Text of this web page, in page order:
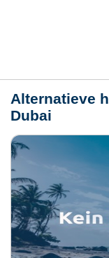
Alternatieve
Dubai